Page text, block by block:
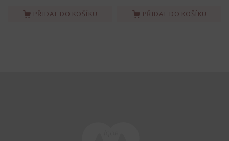
PŘIDAT DO KOŠÍKU PŘIDAT DO KOŠÍKU